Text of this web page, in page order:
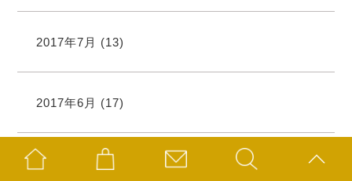
2017年7月 (13)
2017年6月 (17)
2017年5月(19)